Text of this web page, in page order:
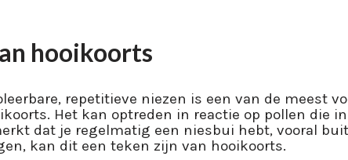
hooikoorts
repetitieve niezen is een van de meest
Het kan optreden in reactie op pollen die
dat je regelmatig een niesbui hebt, vooral
kan dit een teken zijn van hooikoorts.